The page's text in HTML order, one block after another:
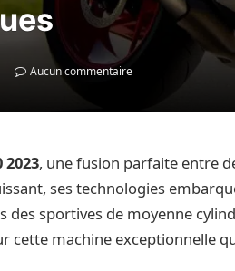
Aucun commentaire
2023, une fusion parfaite entre
ses technologies
sportives de moyenne
cette machine exceptionnelle